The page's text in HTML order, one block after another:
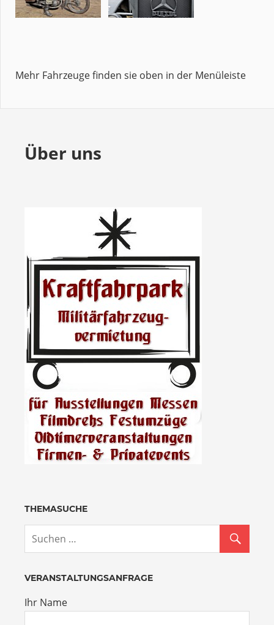
Mehr Fahrzeuge finden sie oben in der Menüleiste
Über uns
THEMASUCHE
VERANSTALTUNGSANFRAGE
Ihr Name